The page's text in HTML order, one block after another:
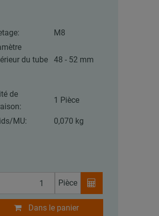
M8
du tube
48 - 52 mm
de
1 Pièce
MU: 0,070 kg
Pièce
Dans le panier